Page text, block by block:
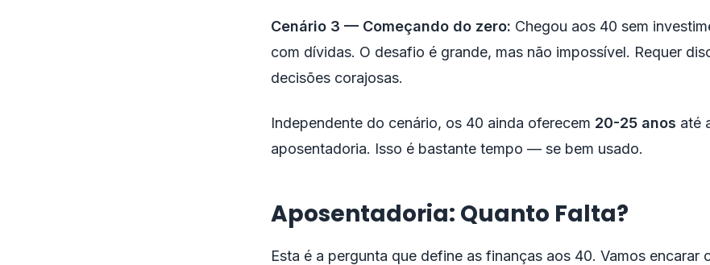
Cenário 3 — Começando do zero: Chegou aos 40 sem
com dívidas. O desafio é grande, mas não impossível. Requer
decisões corajosas.
Independente do cenário, os 40 ainda oferecem 20-25 anos até
aposentadoria. Isso é bastante tempo — se bem usado.
Aposentadoria: Quanto Falta?
Esta é a pergunta que define as finanças aos 40. Vamos encarar